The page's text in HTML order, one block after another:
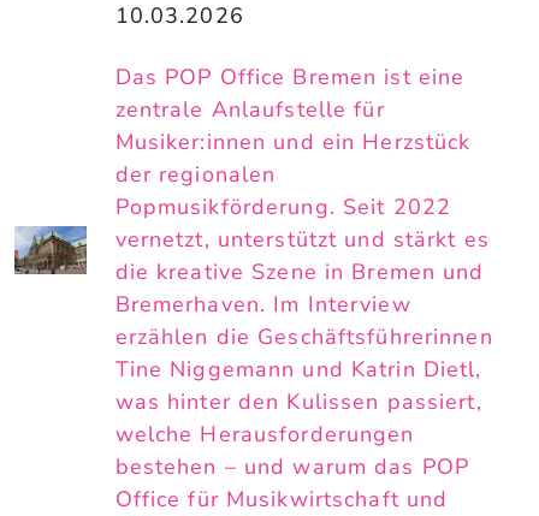
10.03.2026
Das POP Office Bremen ist eine
zentrale Anlaufstelle für
Musiker:innen und ein Herzstück
der regionalen
Popmusikförderung. Seit 2022
vernetzt, unterstützt und stärkt es
die kreative Szene in Bremen und
Bremerhaven. Im Interview
erzählen die Geschäftsführerinnen
Tine Niggemann und Katrin Dietl,
was hinter den Kulissen passiert,
welche Herausforderungen
bestehen – und warum das POP
Office für Musikwirtschaft und